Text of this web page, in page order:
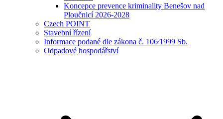
Koncepce prevence kriminality Benešov nad
Ploučnicí 2026-2028
Czech POINT
Stavební řízení
Informace podané dle zákona č. 106⁄1999 Sb.
Odpadové hospodářství